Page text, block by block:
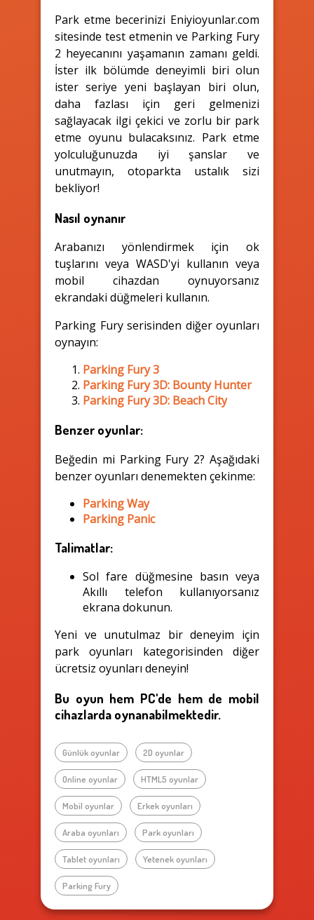
Park etme becerinizi Eniyioyunlar.com
sitesinde test etmenin ve Parking Fury
2 heyecanını yaşamanın zamanı geldi.
İster ilk bölümde deneyimli biri olun
ister seriye yeni başlayan biri olun,
daha fazlası için geri gelmenizi
sağlayacak ilgi çekici ve zorlu bir park
etme oyunu bulacaksınız. Park etme
yolculuğunuzda iyi şanslar ve
unutmayın, otoparkta ustalık sizi
bekliyor!
Nasıl oynanır
Arabanızı yönlendirmek için ok
tuşlarını veya WASD'yi kullanın veya
mobil cihazdan oynuyorsanız
ekrandaki düğmeleri kullanın.
Parking Fury serisinden diğer oyunları
oynayın:
Parking Fury 3
Parking Fury 3D: Bounty Hunter
Parking Fury 3D: Beach City
Benzer oyunlar:
Beğedin mi Parking Fury 2? Aşağıdaki
benzer oyunları denemekten çekinme:
Parking Way
Parking Panic
Talimatlar:
Sol fare düğmesine basın veya
Akıllı telefon kullanıyorsanız
ekrana dokunun.
Yeni ve unutulmaz bir deneyim için
park oyunları kategorisinden diğer
ücretsiz oyunları deneyin!
Bu oyun hem PC'de hem de mobil
cihazlarda oynanabilmektedir.
Günlük oyunlar 2D oyunlar
Online oyunlar HTML5 oyunlar
Mobil oyunlar Erkek oyunları
Araba oyunları Park oyunları
Tablet oyunları Yetenek oyunları
Parking Fury